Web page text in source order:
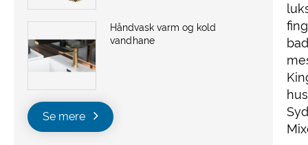
Håndvask varm og kold
vandhane
Se mere